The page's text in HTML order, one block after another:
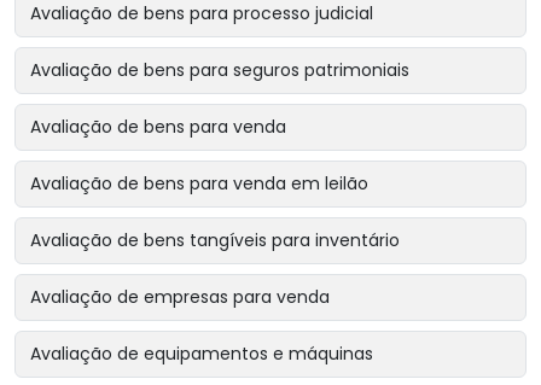
Avaliação de bens para processo judicial
Avaliação de bens para seguros patrimoniais
Avaliação de bens para venda
Avaliação de bens para venda em leilão
Avaliação de bens tangíveis para inventário
Avaliação de empresas para venda
Avaliação de equipamentos e máquinas